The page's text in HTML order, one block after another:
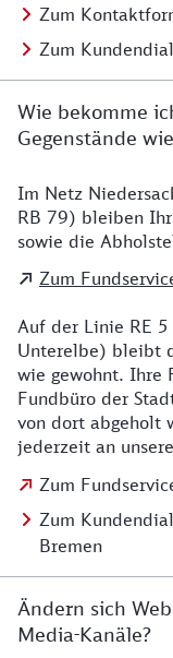
Zum
Zum
Wie bekomme
Gegenstände
Details zu
Im Netz
RB 79) bleiben
sowie die
Zum
Auf der Linie RE 5
Unterelbe) bleibt
wie gewohnt. Ihre
Fundbüro der
von dort abgeholt
jederzeit an
Zum
Zum
Bremen
Ändern sich
Media-Kanäle?